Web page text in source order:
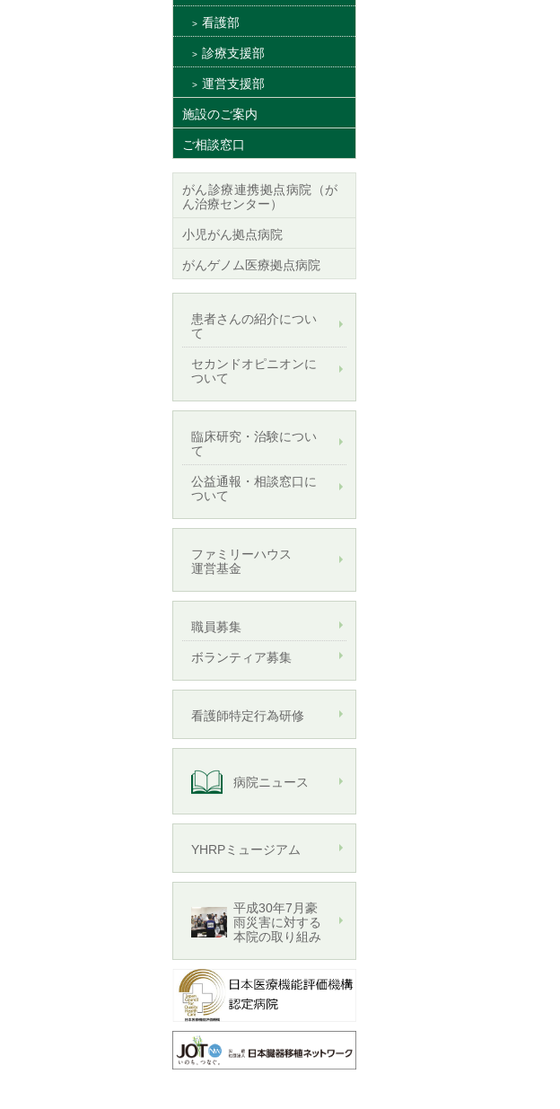
看護部
診療支援部
運営支援部
施設のご案内
ご相談窓口
がん診療連携拠点病院（が
ん治療センター）
小児がん拠点病院
がんゲノム医療拠点病院
患者さんの紹介につい
て
セカンドオピニオンに
ついて
臨床研究・治験につい
て
公益通報・相談窓口に
ついて
ファミリーハウス
運営基金
職員募集
ボランティア募集
看護師特定行為研修
病院ニュース
YHRPミュージアム
平成30年7月豪
雨災害に対する
本院の取り組み